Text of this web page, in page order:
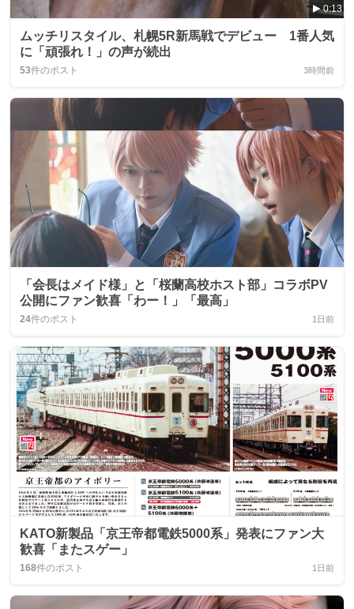
0:13
ムッチリスタイル、札幌5R新馬戦でデビュー 1番人気
に「頑張れ！」の声が続出
53件のポスト 3時間前
「会長はメイド様」と「桜蘭高校ホスト部」コラボPV
公開にファン歓喜「わー！」「最高」
24件のポスト 1日前
KATO新製品「京王帝都電鉄5000系」発表にファン大
歓喜「またスゲー」
168件のポスト 1日前